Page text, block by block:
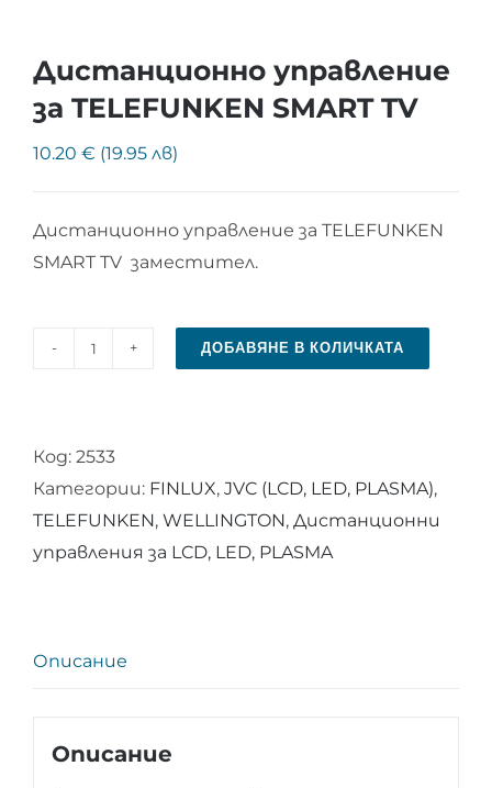
Дистанционно управление
за TELEFUNKEN SMART TV
10.20 € (19.95 лв)
Дистанционно управление за TELEFUNKEN
SMART TV заместител.
количество
управление
за
TELEFUNKEN
SMART
ДОБАВЯНЕ В КОЛИЧКАТА
Код: 2533
Категории: FINLUX, JVC (LCD, LED, PLASMA),
TELEFUNKEN, WELLINGTON, Дистанционни
управления за LCD, LED, PLASMA
Описание
Описание